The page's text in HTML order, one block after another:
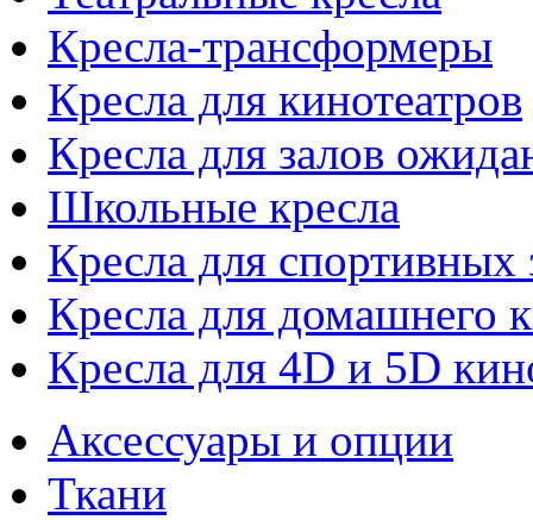
Кресла-трансформеры
Кресла для кинотеатров
Кресла для залов
Школьные кресла
Кресла для спортивных
Кресла для домашнего
Кресла для 4D и 5D
Аксессуары и опции
Ткани